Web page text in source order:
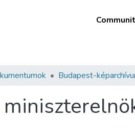
Budapest-